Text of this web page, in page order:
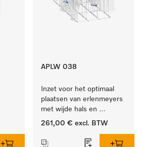
APLW 038
Inzet voor het optimaal
plaatsen van erlenmeyers
met wijde hals en
maatcylinders.
261,00 € excl. BTW